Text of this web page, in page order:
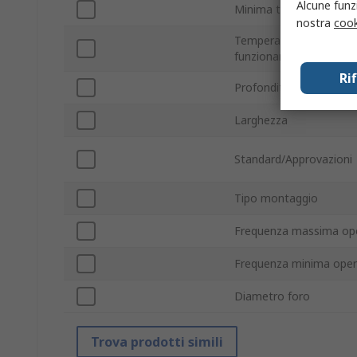
Minima temperatura
Temperatura massima di
funzionamento
Profondità
Larghezza
Standard/Approvazioni
Tipo montaggio
Frequenza massima
Frequenza minima
Diametro foro
Trova prodotti simili
Alcune
nostra